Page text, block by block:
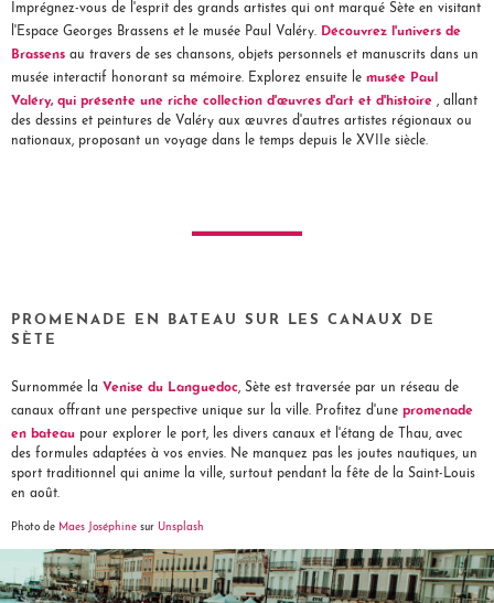
Imprégnez-vous de l'esprit des grands artistes qui ont marqué Sète en visitant
l'Espace Georges Brassens et le musée Paul Valéry. Découvrez l'univers de
Brassens au travers de ses chansons, objets personnels et manuscrits dans un
musée interactif honorant sa mémoire. Explorez ensuite le musée Paul
Valéry, qui présente une riche collection d'œuvres d'art et d'histoire , allant
des dessins et peintures de Valéry aux œuvres d'autres artistes régionaux ou
nationaux, proposant un voyage dans le temps depuis le XVIIe siècle.
PROMENADE EN BATEAU SUR LES CANAUX DE
SÈTE
Surnommée la Venise du Languedoc, Sète est traversée par un réseau de
canaux offrant une perspective unique sur la ville. Profitez d'une promenade
en bateau pour explorer le port, les divers canaux et l'étang de Thau, avec
des formules adaptées à vos envies. Ne manquez pas les joutes nautiques, un
sport traditionnel qui anime la ville, surtout pendant la fête de la Saint-Louis
en août.
Photo de Maes Joséphine sur Unsplash